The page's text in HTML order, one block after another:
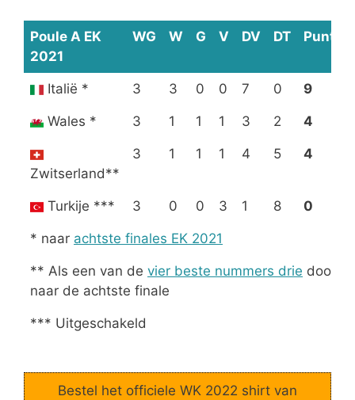
Poule A EK
2021
WG W G V DV DT Punten
Italië * 3 3 0 0 7 0 9
Wales * 3 1 1 1 3 2 4
Zwitserland**
3 1 1 1 4 5 4
Turkije *** 3 0 0 3 1 8 0
* naar achtste finales EK 2021
** Als een van de vier beste nummers drie door
naar de achtste finale
*** Uitgeschakeld
Bestel het officiele WK 2022 shirt van